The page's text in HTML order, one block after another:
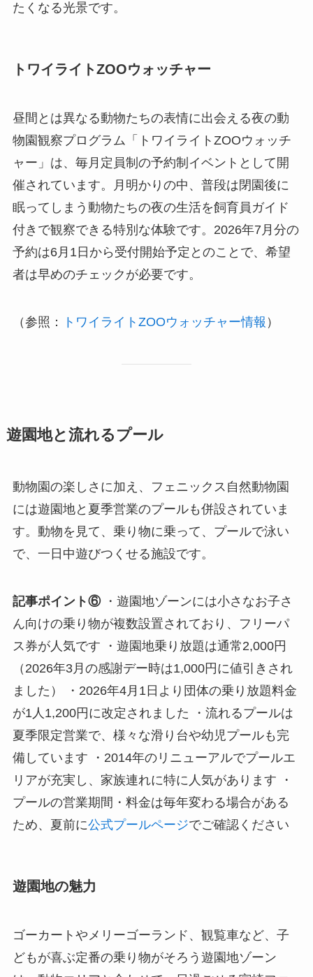
たくなる光景です。
トワイライトZOOウォッチャー
昼間とは異なる動物たちの表情に出会える夜の動
物園観察プログラム「トワイライトZOOウォッチ
ャー」は、毎月定員制の予約制イベントとして開
催されています。月明かりの中、普段は閉園後に
眠ってしまう動物たちの夜の生活を飼育員ガイド
付きで観察できる特別な体験です。2026年7月分の
予約は6月1日から受付開始予定とのことで、希望
者は早めのチェックが必要です。
（参照： トワイライトZOOウォッチャー情報 ）
遊園地と流れるプール
動物園の楽しさに加え、フェニックス自然動物園
には遊園地と夏季営業のプールも併設されていま
す。動物を見て、乗り物に乗って、プールで泳い
で、一日中遊びつくせる施設です。
記事ポイント⑥・遊園地ゾーンには小さなお子さ
ん向けの乗り物が複数設置されており、フリーパ
ス券が人気です ・遊園地乗り放題は通常2,000円
（2026年3月の感謝デー時は1,000円に値引きされ
ました） ・2026年4月1日より団体の乗り放題料金
が1人1,200円に改定されました ・流れるプールは
夏季限定営業で、様々な滑り台や幼児プールも完
備しています ・2014年のリニューアルでプールエ
リアが充実し、家族連れに特に人気があります ・
プールの営業期間・料金は毎年変わる場合がある
ため、夏前に公式プールページでご確認ください
遊園地の魅力
ゴーカートやメリーゴーランド、観覧車など、子
どもが喜ぶ定番の乗り物がそろう遊園地ゾーン